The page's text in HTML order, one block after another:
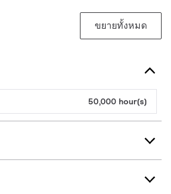
ขยายทั้งหมด
50,000 hour(s)